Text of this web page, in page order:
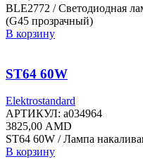
BLE2772 / Светодиодная
(G45 прозрачный)
В корзину
ST64 60W
Elektrostandard
АРТИКУЛ: a034964
3825,00 AMD
ST64 60W / Лампа
В корзину